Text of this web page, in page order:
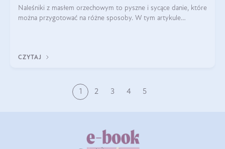
Naleśniki z masłem orzechowym to pyszne i sycące danie, które
można przygotować na różne sposoby. W tym artykule
CZYTAJ
1 2 3 4 5